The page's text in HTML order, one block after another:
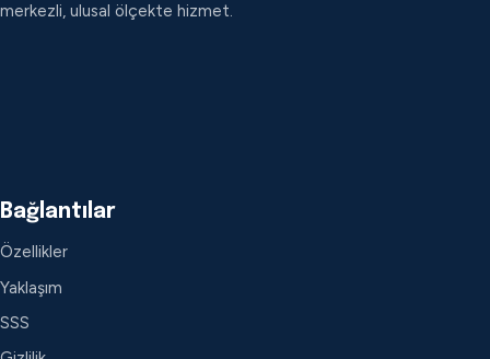
merkezli, ulusal ölçekte hizmet.
Bağlantılar
Özellikler
Yaklaşım
SSS